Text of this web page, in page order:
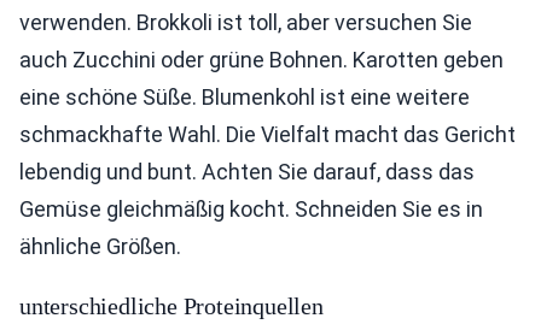
verwenden. Brokkoli ist toll, aber versuchen Sie
auch Zucchini oder grüne Bohnen. Karotten geben
eine schöne Süße. Blumenkohl ist eine weitere
schmackhafte Wahl. Die Vielfalt macht das Gericht
lebendig und bunt. Achten Sie darauf, dass das
Gemüse gleichmäßig kocht. Schneiden Sie es in
ähnliche Größen.
unterschiedliche Proteinquellen